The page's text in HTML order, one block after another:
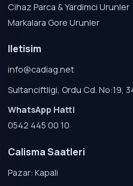
Cihaz Parca & Yardimci Urunler
Markalara Gore Urunler
Iletisim
info@cadiag.net
Sultanciftligi, Ordu Cd. No:19,
WhatsApp Hatti
0542 445 00 10
Calisma Saatleri
Pazar: Kapali